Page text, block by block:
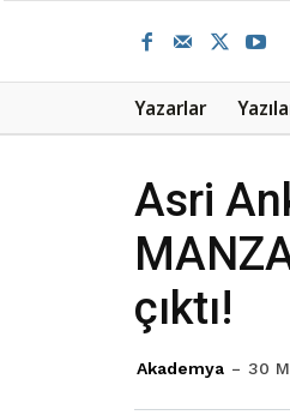
Yazarlar
Asri
çıktı!
Akademya 30